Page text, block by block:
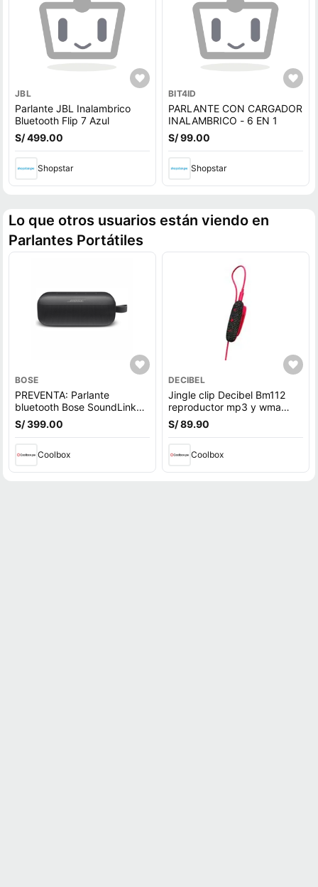
JBL
Parlante JBL Inalambrico
Bluetooth Flip 7 Azul
S/ 499.00
Shopstar
BIT4ID
PARLANTE CON CARGADOR
INALAMBRICO - 6 EN 1
S/ 99.00
Shopstar
Lo que otros usuarios están viendo en
Parlantes Portátiles
BOSE
PREVENTA: Parlante
bluetooth Bose SoundLink
Flex 1ra Gen, Bluetooth 5.3,
hasta 12h, IP67, batería
agua, negro (reempacado)
S/ 399.00
Coolbox
DECIBEL
Jingle clip Decibel Bm112
reproductor mp3 y wma
8gb rojo
S/ 89.90
Coolbox